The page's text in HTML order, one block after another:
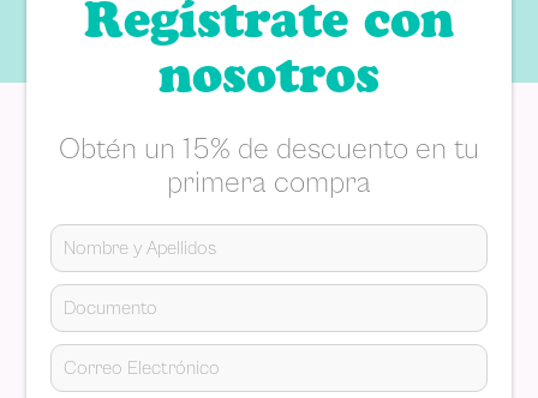
Regístrate con
nosotros
Obtén un 15% de descuento en tu
primera compra